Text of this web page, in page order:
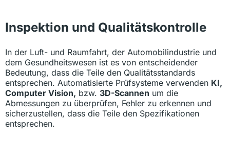
Inspektion und Qualitätskontrolle
In der Luft- und Raumfahrt, der Automobilindustrie und
dem Gesundheitswesen ist es von entscheidender
Bedeutung, dass die Teile den Qualitätsstandards
entsprechen. Automatisierte Prüfsysteme verwenden KI,
Computer Vision, bzw. 3D-Scannen um die
Abmessungen zu überprüfen, Fehler zu erkennen und
sicherzustellen, dass die Teile den Spezifikationen
entsprechen.